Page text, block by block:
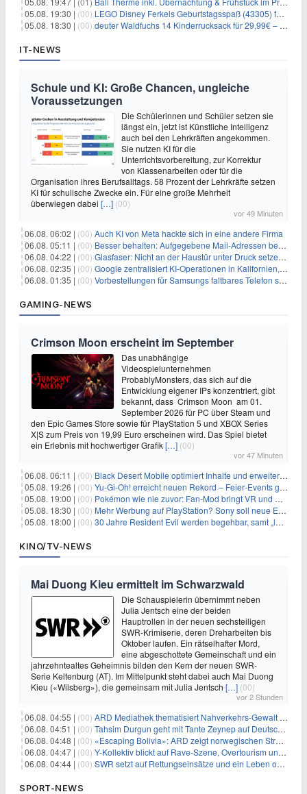
05.08. 19:30 | (00) LEGO Disney Ferkels Geburtstagsspaß (43305) für 29,10€
05.08. 18:30 | (00) deuter Waldfuchs 14 Kinderrucksack für 29,99€ – Amber-maple
IT-NEWS
Schule und KI: Große Chancen, ungleiche
Voraussetzungen
Die Schülerinnen und Schüler setzen sie
längst ein, jetzt ist Künstliche Intelligenz
auch bei den Lehrkräften angekommen.
Sie nutzen KI für die
Unterrichtsvorbereitung, zur Korrektur
von Klassenarbeiten oder für die
Organisation ihres Berufsalltags. 58 Prozent der Lehrkräfte setzen
KI für schulische Zwecke ein. Für eine große Mehrheit
überwiegen dabei […] (00)
vor 49 Minuten
06.08. 06:02 | (00) Auch KI von Meta hackte sich in eine andere Firma
06.08. 05:11 | (00) Besser behalten: Aufgegebene Mail-Adressen bergen Gefahren
06.08. 04:22 | (00) Glasfaser: Nicht an der Haustür unter Druck setzen lassen
06.08. 02:35 | (00) Google zentralisiert KI-Operationen in Kalifornien, um Rivale Anthropic und OpenAI zu überholen
06.08. 01:35 | (00) Vorbestellungen für Samsungs faltbares Telefon steigen um 30 % in einem wettbewerbsintensiven Markt
GAMING-NEWS
Crimson Moon erscheint im September
Das unabhängige
Videospielunternehmen
ProbablyMonsters, das sich auf die
Entwicklung eigener IPs konzentriert, gibt
bekannt, dass Crimson Moon am 01.
September 2026 für PC über Steam und
den Epic Games Store sowie für PlayStation 5 und XBOX Series
X|S zum Preis von 19,99 Euro erscheinen wird. Das Spiel bietet
ein Erlebnis mit hochwertiger Grafik[…] (00)
vor 47 Minuten
06.08. 06:11 | (00) Black Desert Mobile optimiert Inhalte und erweitert Treasure Access
05.08. 19:26 | (00) Yu‑Gi‑Oh! erreicht neuen Rekord – Feier‑Events gestartet
05.08. 19:00 | (00) Pokémon wie nie zuvor: Fan-Mod bringt VR und Ego-Perspektive nach Kanto
05.08. 18:30 | (00) Mehr Werbung auf PlayStation? Sony soll neue Einnahmequellen prüfen
05.08. 18:00 | (00) 30 Jahre Resident Evil werden begehbar, samt „lebensgroßem Leon“
KINO/TV-NEWS
Mai Duong Kieu ermittelt im Schwarzwald
Die Schauspielerin übernimmt neben
Julia Jentsch eine der beiden
Hauptrollen in der neuen sechsteiligen
SWR-Krimiserie, deren Dreharbeiten bis
Oktober laufen. Ein rätselhafter Mord,
eine abgeschottete Gemeinschaft und ein
jahrzehntealtes Geheimnis bilden den Kern der neuen SWR-
Serie Keltenburg (AT). Im Mittelpunkt steht dabei auch Mai Duong
Kieu («Wilsberg»), die gemeinsam mit Julia Jentsch […] (00)
vor 2 Stunden
06.08. 04:55 | (00) ARD Mediathek thematisiert Nahverkehrs-Gewalt und Soldatinnen
06.08. 04:51 | (00) Tahsim Durgun geht mit Tante Zeynep auf Deutschlandreise
06.08. 04:48 | (00) «Escaping Bolivia»: ARD zeigt norwegischen Streaminghit
06.08. 04:47 | (00) Y-Kollektiv blickt auf Rave-Szene, Overtourism und Pokémon-Kult
06.08. 04:44 | (00) SWR setzt auf Rettungseinsätze und ein Leben ohne Smartphone
SPORT-NEWS